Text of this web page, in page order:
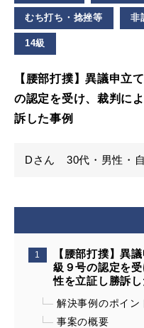
むち打ち・捻挫等 非
14級
【腰部打撲】異議申立
の認定を受け、裁判に
訴した事例
Dさん 30代・男性・
【腰部打撲】異
級９号の認定を
性を立証し勝訴し
解決事例のポイン
事案の概要